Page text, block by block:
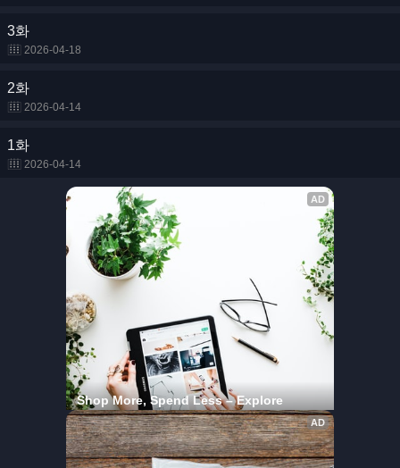
3화
2026-04-18
2화
2026-04-14
1화
2026-04-14